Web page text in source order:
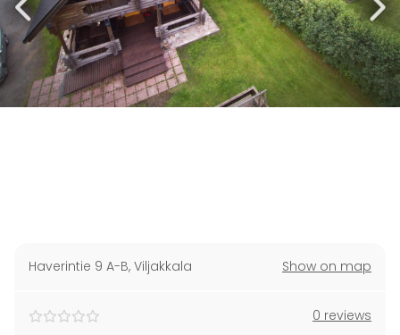
Haverintie 9 A-B, Viljakkala Show on map
0 reviews